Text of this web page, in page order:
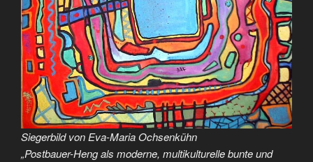
Siegerbild von Eva-Maria Ochsenkühn
„Postbauer-Heng als moderne, multikulturelle bunte und